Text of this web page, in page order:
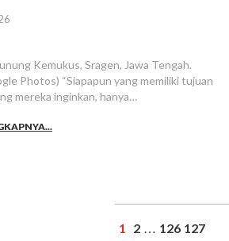
Kemukus, Sragen, Jawa Tengah.
Photos) “Siapapun yang memiliki tujuan
mereka inginkan, hanya…
1 2 … 126 127